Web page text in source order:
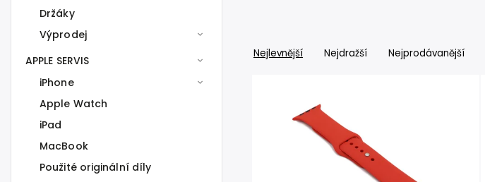
Držáky
Výprodej
APPLE SERVIS
iPhone
Apple Watch
iPad
MacBook
Použité originální díly
Nejlevnější Nejdražší Nejprodávanější